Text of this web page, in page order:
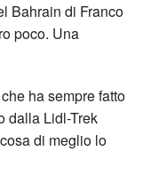
Bahrain di Franco
poco. Una
ha sempre fatto
dalla Lidl-Trek
di meglio lo